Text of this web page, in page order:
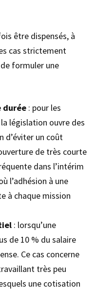
être dispensés, à
cas strictement
formuler une
durée: pour les
législation ouvre des
d’éviter un coût
de très courte
dans l’intérim
l’adhésion à une
à chaque mission
: lorsqu’une
de 10 % du salaire
Ce cas concerne
très peu
une cotisation